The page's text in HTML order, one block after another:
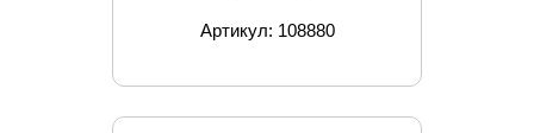
Артикул: 108880